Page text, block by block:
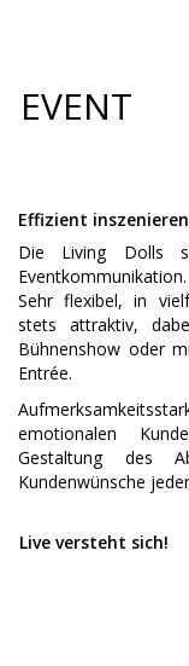
EVENT
Effizient
Die Living Dolls
Eventkommunikation.
Sehr flexibel, in
stets attraktiv,
Bühnenshow oder
Entrée.
emotionalen
Gestaltung des
Kundenwünsche
Live versteht sich!